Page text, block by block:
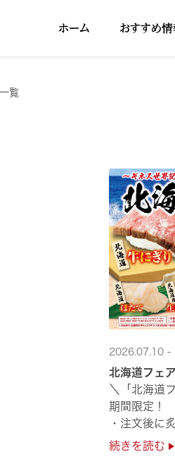
覧
2026.07.10 -
北海道フェア
＼「北海道
期間限定！
・注文後に
・濃厚な甘
続きを読む